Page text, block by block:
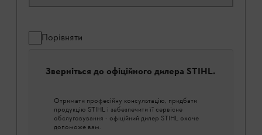
Порівняти
Зверніться до офіційного дилера STIHL.
Отримати професійну консультацію, придбати
продукцію STIHL і забезпечити її сервісне
обслуговування - офіційний дилер STIHL охоче
допоможе вам.